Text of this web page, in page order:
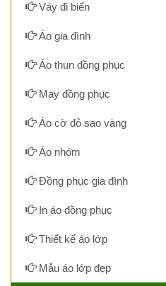
Váy đi biển
Áo gia đình
Áo thun đồng phục
May đồng phục
Áo cờ đỏ sao vàng
Áo nhóm
Đồng phục gia đình
In áo đồng phục
Thiết kế áo lớp
Mẫu áo lớp đẹp